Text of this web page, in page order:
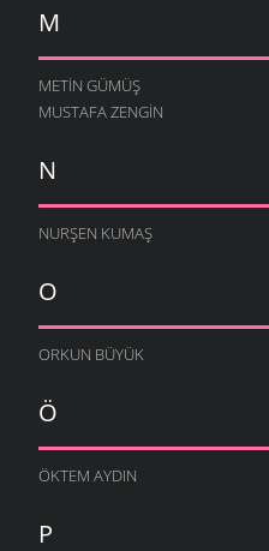
M
METIN GÜMÜŞ
MUSTAFA ZENGIN
N
NURŞEN KUMAŞ
O
ORKUN BÜYÜK
Ö
ÖKTEM AYDIN
P